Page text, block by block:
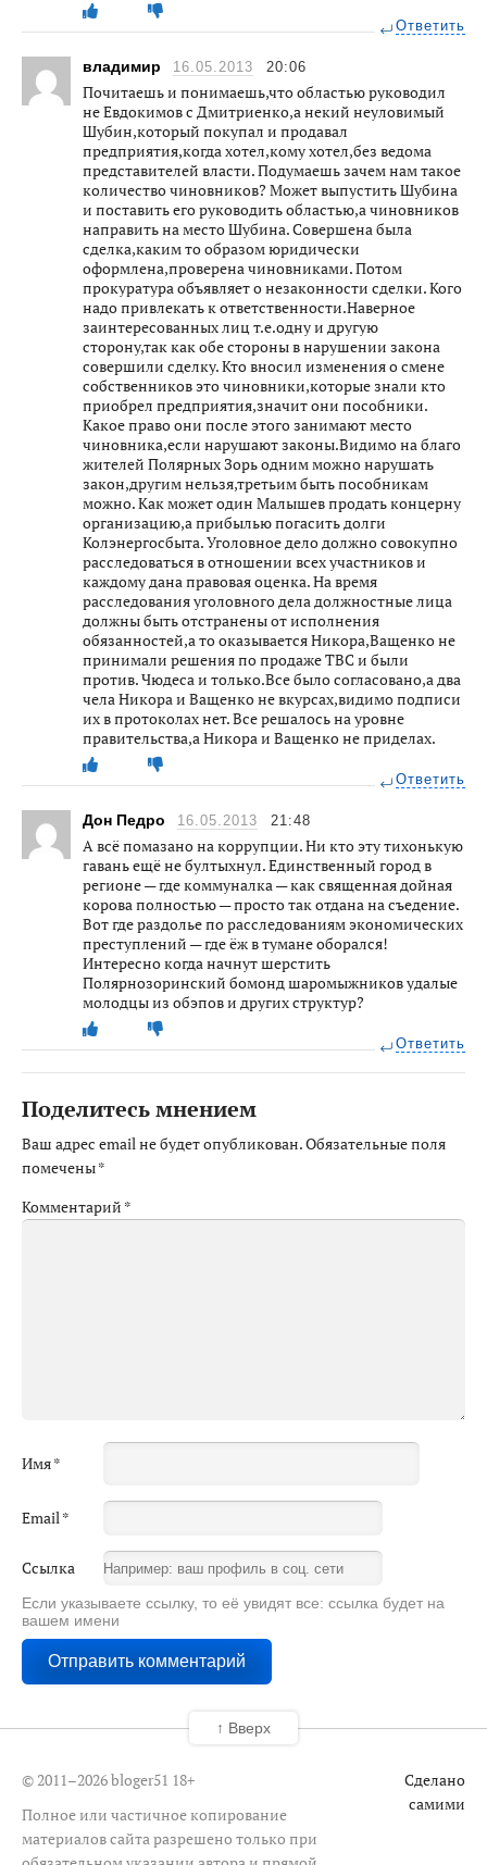
Ответить
владимир 16.05.2013 20:06
Почитаешь и понимаешь,что областью руководил
не Евдокимов с Дмитриенко,а некий неуловимый
Шубин,который покупал и продавал
предприятия,когда хотел,кому хотел,без ведома
представителей власти. Подумаешь зачем нам такое
количество чиновников? Может выпустить Шубина
и поставить его руководить областью,а чиновников
направить на место Шубина. Совершена была
сделка,каким то образом юридически
оформлена,проверена чиновниками. Потом
прокуратура объявляет о незаконности сделки. Кого
надо привлекать к ответственности.Наверное
заинтересованных лиц т.е.одну и другую
сторону,так как обе стороны в нарушении закона
совершили сделку. Кто вносил изменения о смене
собственников это чиновники,которые знали кто
приобрел предприятия,значит они пособники.
Какое право они после этого занимают место
чиновника,если нарушают законы.Видимо на благо
жителей Полярных Зорь одним можно нарушать
закон,другим нельзя,третьим быть пособникам
можно. Как может один Малышев продать концерну
организацию,а прибылью погасить долги
Колэнергосбыта. Уголовное дело должно совокупно
расследоваться в отношении всех участников и
каждому дана правовая оценка. На время
расследования уголовного дела должностные лица
должны быть отстранены от исполнения
обязанностей,а то оказывается Никора,Ващенко не
принимали решения по продаже ТВС и были
против. Чюдеса и только.Все было согласовано,а два
чела Никора и Ващенко не вкурсах,видимо подписи
их в протоколах нет. Все решалось на уровне
правительства,а Никора и Ващенко не приделах.
Ответить
Дон Педро 16.05.2013 21:48
А всё помазано на коррупции. Ни кто эту тихонькую
гавань ещё не бултыхнул. Единственный город в
регионе — где коммуналка — как священная дойная
корова полностью — просто так отдана на съедение.
Вот где раздолье по расследованиям экономических
преступлений — где ёж в тумане оборался!
Интересно когда начнут шерстить
Полярнозоринский бомонд шаромыжников удалые
молодцы из обэпов и других структур?
Ответить
Поделитесь мнением
Ваш адрес email не будет опубликован.Обязательные поля
помечены*
Комментарий *
Имя*
Email *
Ссылка
Если указываете ссылку, то её увидят все: ссылка будет на
вашем имени
© 2011–2026 bloger51 18+
Полное или частичное копирование
материалов сайта разрешено только при
Сделано
самими
↑ Вверх